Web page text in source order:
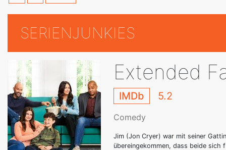
SERIENJUNKIES
Extended
IMDb 5.2
Comedy
Jim (Jon Cryer) war mit seiner
übereingekommen, dass beide sich